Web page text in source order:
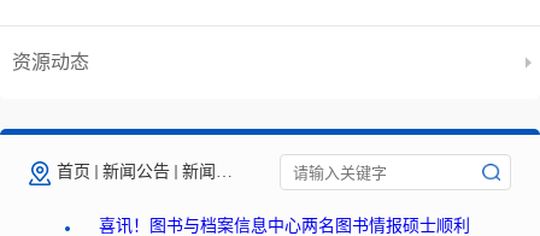
资源动态
首页 新闻公告 新闻动态
喜讯！图书与档案信息中心两名图书情报硕士顺利